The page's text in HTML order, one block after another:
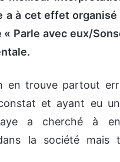
a à cet effet
Parle avec eux/
en trouve partout
et ayant eu
a cherché à
la société mais